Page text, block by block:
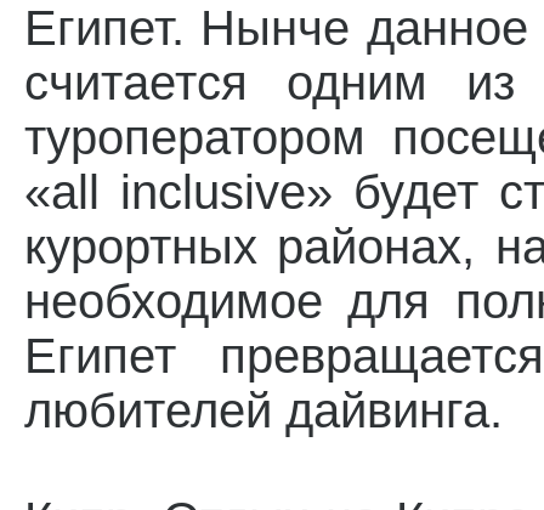
Египет. Нынче данное
считается одним
туроператором
«all inclusive» будет
курортных районах,
необходимое для
Египет
любителей дайвинга.